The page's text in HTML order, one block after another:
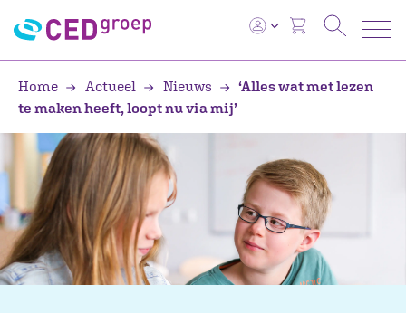
Home Actueel Nieuws
‘Alles wat met lezen
te maken heeft, loopt nu via mij’